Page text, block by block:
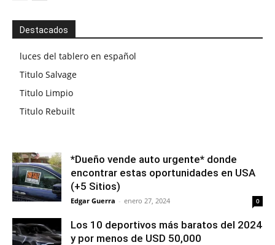
Destacados
luces del tablero en español
Titulo Salvage
Titulo Limpio
Titulo Rebuilt
*Dueño vende auto urgente* donde
encontrar estas oportunidades en USA
(+5 Sitios)
Edgar Guerra - enero 27, 2024 0
Los 10 deportivos más baratos del 2024
y por menos de USD 50,000